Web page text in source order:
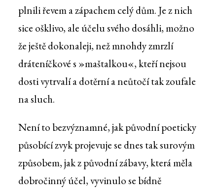
plnili řevem a zápachem celý dům. Je z nich
sice ošklivo, ale účelu svého dosáhli, možno
že ještě dokonaleji, než mnohdy zmrzlí
dráteníčkové s »maštalkou«, kteří nejsou
dosti vytrvalí a dotěrní a neůtočí tak zoufale
na sluch.
Není to bezvýznamné, jak původní poeticky
působící zvyk projevuje se dnes tak surovým
způsobem, jak z původní zábavy, která měla
dobročinný účel, vyvinulo se bídně